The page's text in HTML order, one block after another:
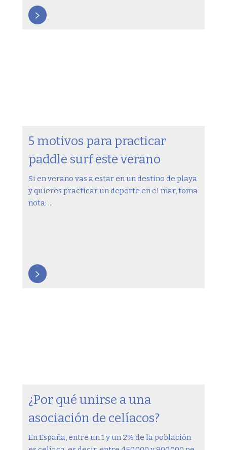
>
5 motivos para practicar
paddle surf este verano
Si en verano vas a estar en un destino de playa
y quieres practicar un deporte en el mar, toma
nota: ...
>
¿Por qué unirse a una
asociación de celíacos?
En España, entre un 1 y un 2% de la población